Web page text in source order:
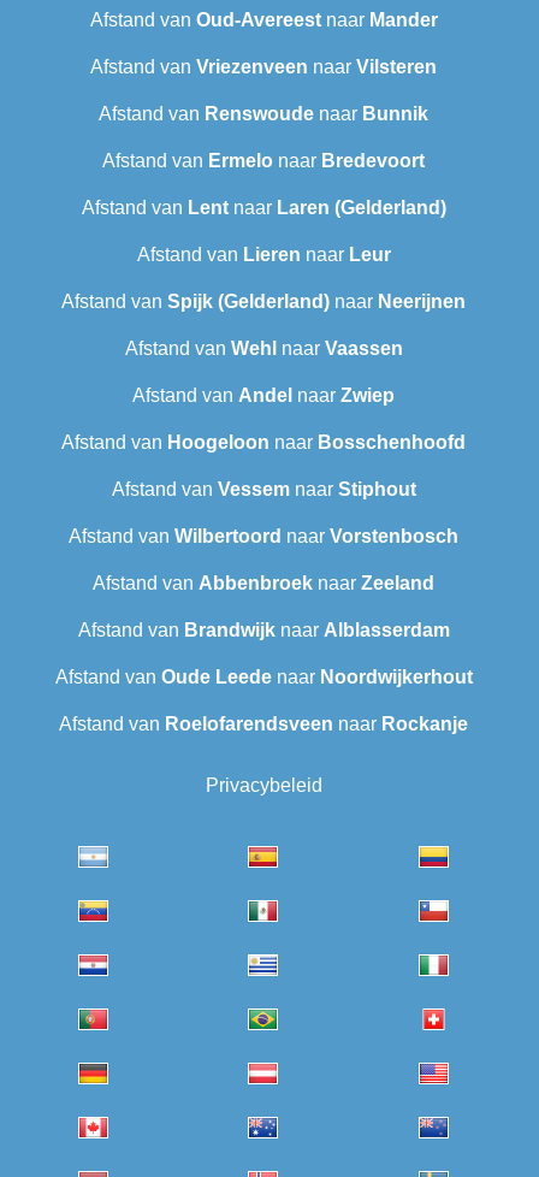
Afstand van Oud-Avereestnaar Mander
Afstand van Vriezenveen naar Vilsteren
Afstand van Renswoude naar Bunnik
Afstand van Ermelo naar Bredevoort
Afstand van Lentnaar Laren (Gelderland)
Afstand van Lieren naar Leur
Afstand van Spijk (Gelderland) naar Neerijnen
Afstand van Wehl naar Vaassen
Afstand van Andel naar Zwiep
Afstand van Hoogeloon naar Bosschenhoofd
Afstand van Vessemnaar Stiphout
Afstand van Wilbertoord naar Vorstenbosch
Afstand van Abbenbroek naar Zeeland
Afstand van Brandwijknaar Alblasserdam
Afstand van Oude Leedenaar Noordwijkerhout
Afstand van Roelofarendsveen naar Rockanje
Privacybeleid